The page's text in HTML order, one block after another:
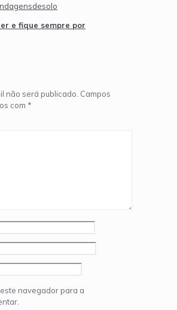
e fique sempre por
não será publicado. Campos
com *
navegador para a